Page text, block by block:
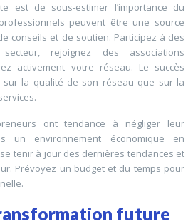
est de sous-estimer l’importance du
peuvent être une source
conseils et de soutien. Participez à des
rejoignez des associations
activement votre réseau. Le succès
sur la qualité de son réseau que sur la
ont tendance à négliger leur
un environnement économique en
tenir à jour des dernières tendances et
Prévoyez un budget et du temps pour
future